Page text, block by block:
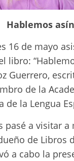
Hablemos asín
16 de mayo
libro:
Guerrero,
de la
de la Lengua
pasé a visitar a
de Libros
a cabo la